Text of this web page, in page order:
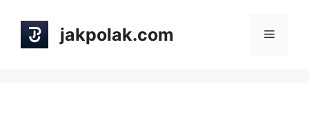
content
jakpolak.com Menu